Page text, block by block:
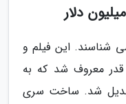
شناسند. این فیلم و
معروف شد که به
شد. ساخت سری